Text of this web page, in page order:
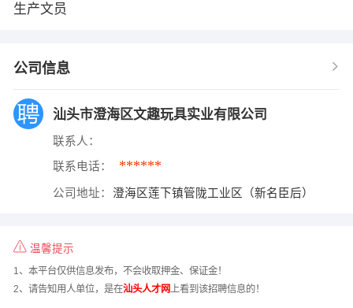
生产文员
公司信息
汕头市澄海区文趣玩具实业有限公司
联系人：
联系电话： ******
公司地址： 澄海区莲下镇管陇工业区（新名臣后）
温馨提示
1、本平台仅供信息发布，不会收取押金、保证金！
2、请告知用人单位，是在汕头人才网上看到该招聘信息的！